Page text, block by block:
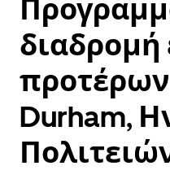
διαδρομή
Durham,